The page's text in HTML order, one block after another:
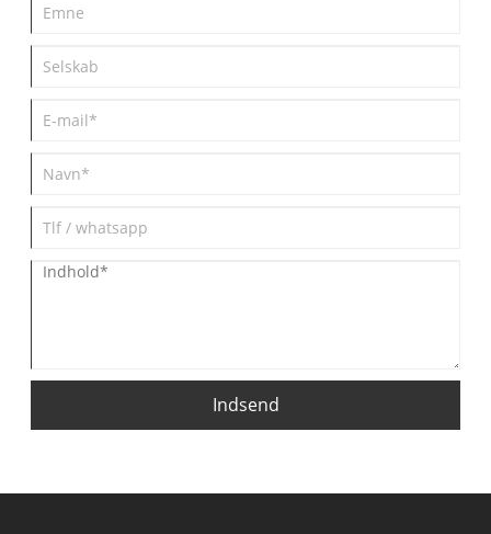
Indsend